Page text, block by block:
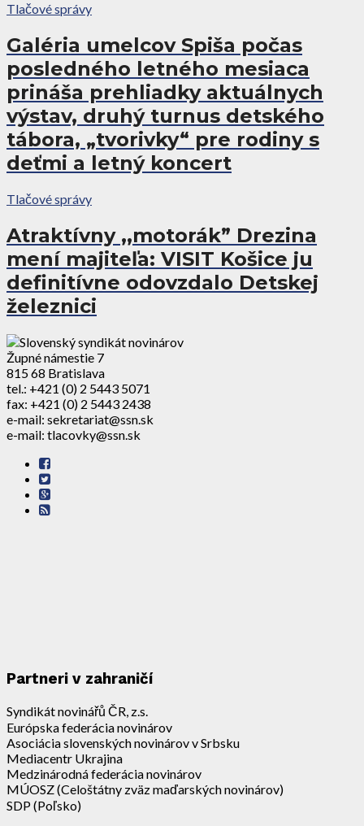
Tlačové správy
Galéria umelcov Spiša počas
posledného letného mesiaca
prináša prehliadky aktuálnych
výstav, druhý turnus detského
tábora, „tvorivky“ pre rodiny s
deťmi a letný koncert
Tlačové správy
Atraktívny ,,motorák” Drezina
mení majiteľa: VISIT Košice ju
definitívne odovzdalo Detskej
železnici
Župné námestie 7
815 68 Bratislava
tel.: +421 (0) 2 5443 5071
fax: +421 (0) 2 5443 2438
e-mail: sekretariat@ssn.sk
e-mail: tlacovky@ssn.sk
Partneri v zahraničí
Syndikát novinářů ČR, z.s.
Európska federácia novinárov
Asociácia slovenských novinárov v Srbsku
Mediacentr Ukrajina
Medzinárodná federácia novinárov
MÚOSZ (Celoštátny zväz maďarských novinárov)
SDP (Poľsko)